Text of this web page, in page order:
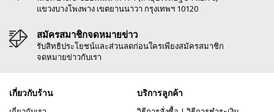
แขวงบางโพงพาง เขตยานนาวา กรุงเทพฯ 10120
สมัครสมาชิกจดหมายข่าว
รับสิทธิประโยชน์และส่วนลดก่อนใครเพียงสมัครสมาชิก
จดหมายข่าวกับเรา
เกี่ยวกับร้าน บริการลูกค้า